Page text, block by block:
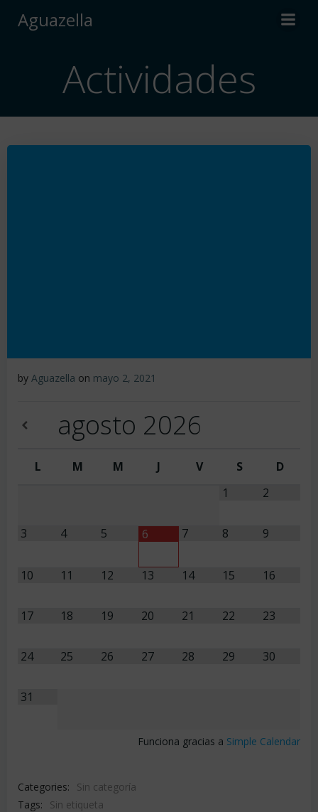
Aguazella
Actividades
by Aguazella on mayo 2, 2021
agosto 2026
L M M J V S
D
1
2
3 4 5 6 7 8 9
10 11 12 13 14 15 16
17 18 19 20 21 22 23
24 25 26 27 28 29 30
31
Funciona gracias a Simple Calendar
Categories:
Sin categoría
Tags:
Sin etiqueta